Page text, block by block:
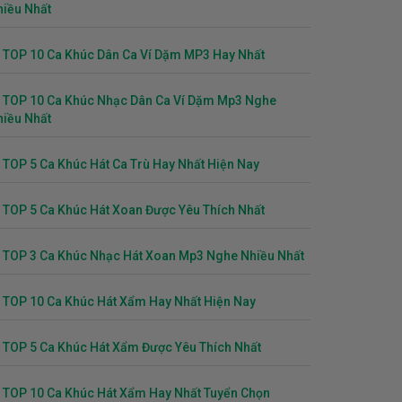
Nhất
TOP 10 Ca Khúc Dân Ca Ví Dặm MP3 Hay Nhất
TOP 10 Ca Khúc Nhạc Dân Ca Ví Dặm Mp3 Nghe
Nhất
TOP 5 Ca Khúc Hát Ca Trù Hay Nhất Hiện Nay
TOP 5 Ca Khúc Hát Xoan Được Yêu Thích Nhất
TOP 3 Ca Khúc Nhạc Hát Xoan Mp3 Nghe Nhiều Nhất
TOP 10 Ca Khúc Hát Xẩm Hay Nhất Hiện Nay
TOP 5 Ca Khúc Hát Xẩm Được Yêu Thích Nhất
TOP 10 Ca Khúc Hát Xẩm Hay Nhất Tuyển Chọn